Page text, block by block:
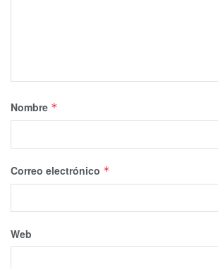
Nombre *
Correo electrónico *
Web